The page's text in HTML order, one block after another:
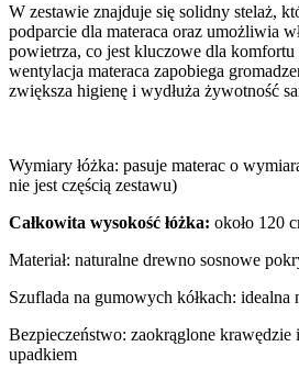
W zestawie znajduje się solidny stelaż,
podparcie dla materaca oraz umożliwia
powietrza, co jest kluczowe dla
wentylacja materaca zapobiega
zwiększa higienę i wydłuża żywotność
Wymiary łóżka: pasuje materac o
nie jest częścią zestawu)
Całkowita wysokość łóżka: około 120
Materiał: naturalne drewno sosnowe
Szuflada na gumowych kółkach: idealna
Bezpieczeństwo: zaokrąglone krawędzie
upadkiem